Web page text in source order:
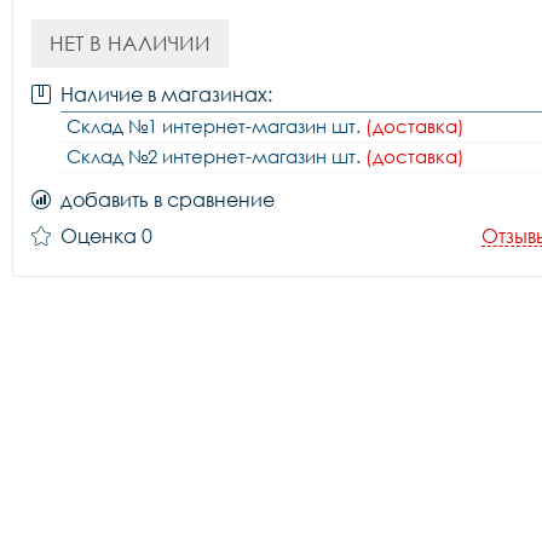
НЕТ В НАЛИЧИИ
Наличие в магазинах:
Склад №1 интернет-магазин шт. (доставка)
Склад №2 интернет-магазин шт. (доставка)
добавить в сравнение
Оценка 0